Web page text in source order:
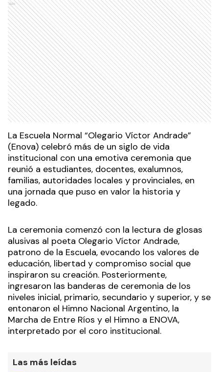
Ads
La Escuela Normal “Olegario Víctor Andrade”
(Enova) celebró más de un siglo de vida
institucional con una emotiva ceremonia que
reunió a estudiantes, docentes, exalumnos,
familias, autoridades locales y provinciales, en
una jornada que puso en valor la historia y
legado.
La ceremonia comenzó con la lectura de glosas
alusivas al poeta Olegario Víctor Andrade,
patrono de la Escuela, evocando los valores de
educación, libertad y compromiso social que
inspiraron su creación. Posteriormente,
ingresaron las banderas de ceremonia de los
niveles inicial, primario, secundario y superior, y se
entonaron el Himno Nacional Argentino, la
Marcha de Entre Ríos y el Himno a ENOVA,
interpretado por el coro institucional.
Las más leídas